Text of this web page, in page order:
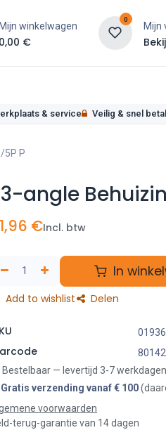
winkelwagen
0,00 €
0
Mijn
& service Veilig & snel
5P P
angle
€Incl. btw
In
Add to wishlist Delen
Bestelbaar — levertijd 3-7 werkdagen
Gratis verzending vanaf € 100
voorwaarden
terug-garantie van 14 dagen